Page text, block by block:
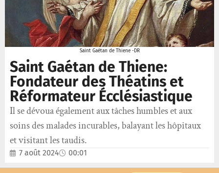
Saint Gaétan de Thiene -DR
Saint Gaétan de Thiene:
Fondateur des Théatins et
Réformateur Écclésiastique
Il se dévoua également aux tâches humbles et aux
soins des malades incurables, balayant les hôpitaux
et visitant les taudis.
7 août 2024 00:01